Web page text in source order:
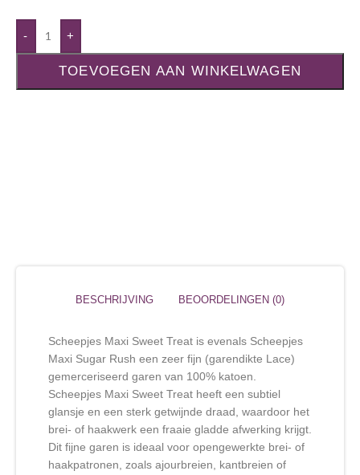
- +
TOEVOEGEN AAN WINKELWAGEN
BESCHRIJVING BEOORDELINGEN (0)
Scheepjes Maxi Sweet Treat is evenals Scheepjes
Maxi Sugar Rush een zeer fijn (garendikte Lace)
gemerceriseerd garen van 100% katoen.
Scheepjes Maxi Sweet Treat heeft een subtiel
glansje en een sterk getwijnde draad, waardoor het
brei- of haakwerk een fraaie gladde afwerking krijgt.
Dit fijne garen is ideaal voor opengewerkte brei- of
haakpatronen, zoals ajourbreien, kantbreien of